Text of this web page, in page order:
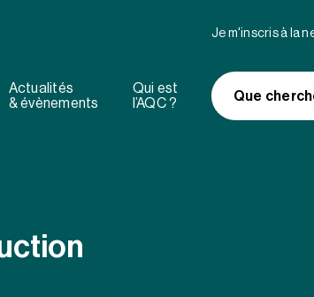
Actualités
& évènements
Qui est
l’AQC ?
Je m'inscris à la
Que